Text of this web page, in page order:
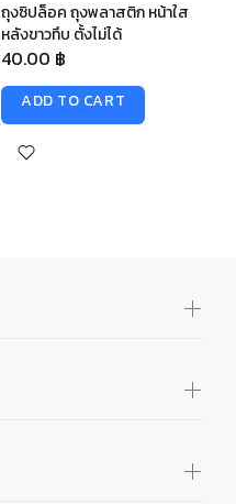
ถุงซิปล็อค ถุงพลาสติก หน้าใส
หลังขาวทึบ ตั้งไม่ได้
40.00 ฿
ADD TO CART